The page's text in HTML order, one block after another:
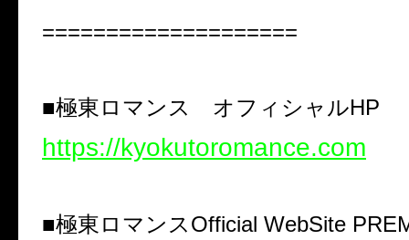
====================
■極東ロマンス オフィシャルHP
https://kyokutoromance.com
■極東ロマンスOfficial WebSite